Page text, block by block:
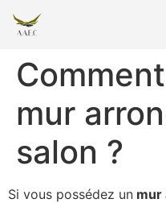
mur
salon ?
Si vous possédez un mur